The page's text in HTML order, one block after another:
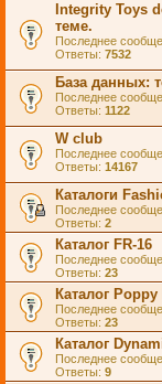
Integrity Toys
теме.
Последнее
Ответы: 7532
База данных:
Последнее
Ответы: 1122
W club
Последнее
Ответы: 14167
Каталоги
Последнее
Ответы: 2
Каталог FR-16
Последнее
Ответы: 23
Каталог
Последнее
Ответы: 23
Каталог
Последнее
Ответы: 9